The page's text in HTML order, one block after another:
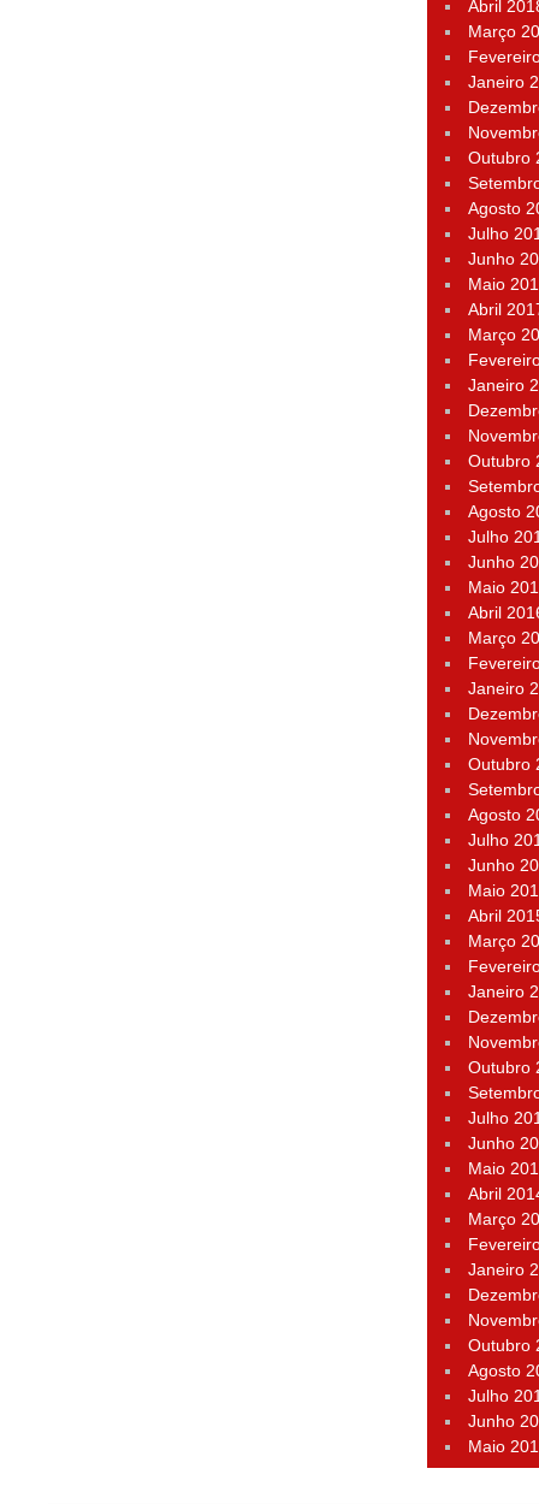
Abril
Março
Janeiro
Outubro
Agosto
Julho
Junho
Maio
Abril
Março
Janeiro
Outubro
Agosto
Julho
Junho
Maio
Abril
Março
Janeiro
Outubro
Agosto
Julho
Junho
Maio
Abril
Março
Janeiro
Outubro
Julho
Junho
Maio
Abril
Março
Janeiro
Outubro
Agosto
Julho
Junho
Maio